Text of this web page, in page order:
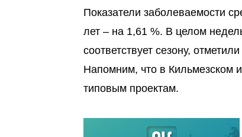
Показатели заболеваемости
лет – на 1,61 %. В целом
соответствует сезону,
Напомним, что в Кильмезском
типовым проектам.